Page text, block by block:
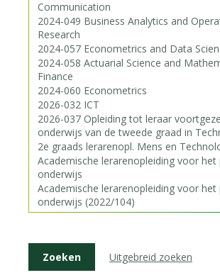
Uitgebreid zoeken